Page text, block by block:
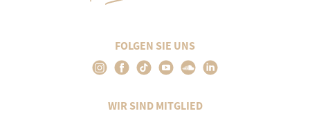
FOLGEN SIE UNS
WIR SIND MITGLIED